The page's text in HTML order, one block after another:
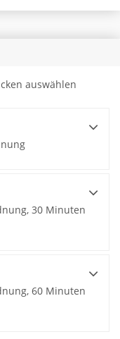
auswählen
30 Minuten
60 Minuten